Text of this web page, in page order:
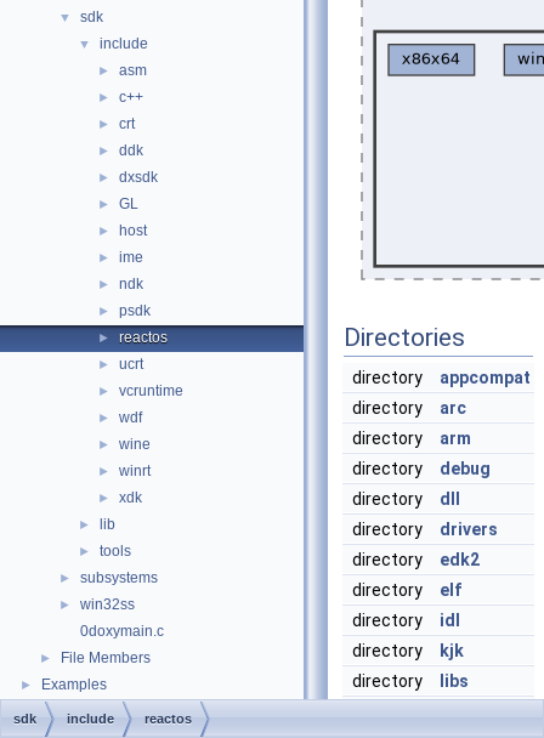
▼ sdk
▼ include
► asm
► c++
► crt
► ddk
► dxsdk
► GL
► host
► ime
► ndk
► psdk
► reactos
► ucrt
► vcruntime
► wdf
► wine
► winrt
► xdk
► lib
► tools
► subsystems
►
win32ss
0doxymain.c
► File Members
► Examples
Directories
directory
appcompat
directory
arc
directory
arm
directory
debug
directory
dll
directory
drivers
directory
edk2
directory
elf
directory
idl
directory
kjk
directory
libs
sdk include reactos